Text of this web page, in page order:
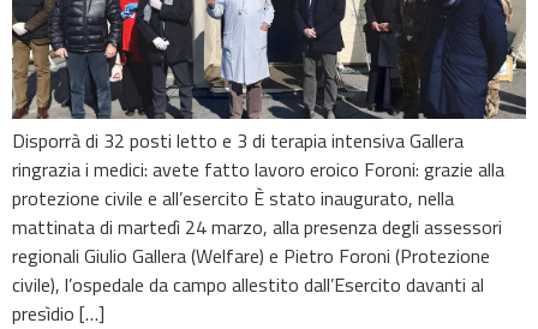
Disporrà di 32 posti letto e 3 di terapia intensiva Gallera
ringrazia i medici: avete fatto lavoro eroico Foroni: grazie alla
protezione civile e all’esercito È stato inaugurato, nella
mattinata di martedì 24 marzo, alla presenza degli assessori
regionali Giulio Gallera (Welfare) e Pietro Foroni (Protezione
civile), l’ospedale da campo allestito dall’Esercito davanti al
presìdio […]